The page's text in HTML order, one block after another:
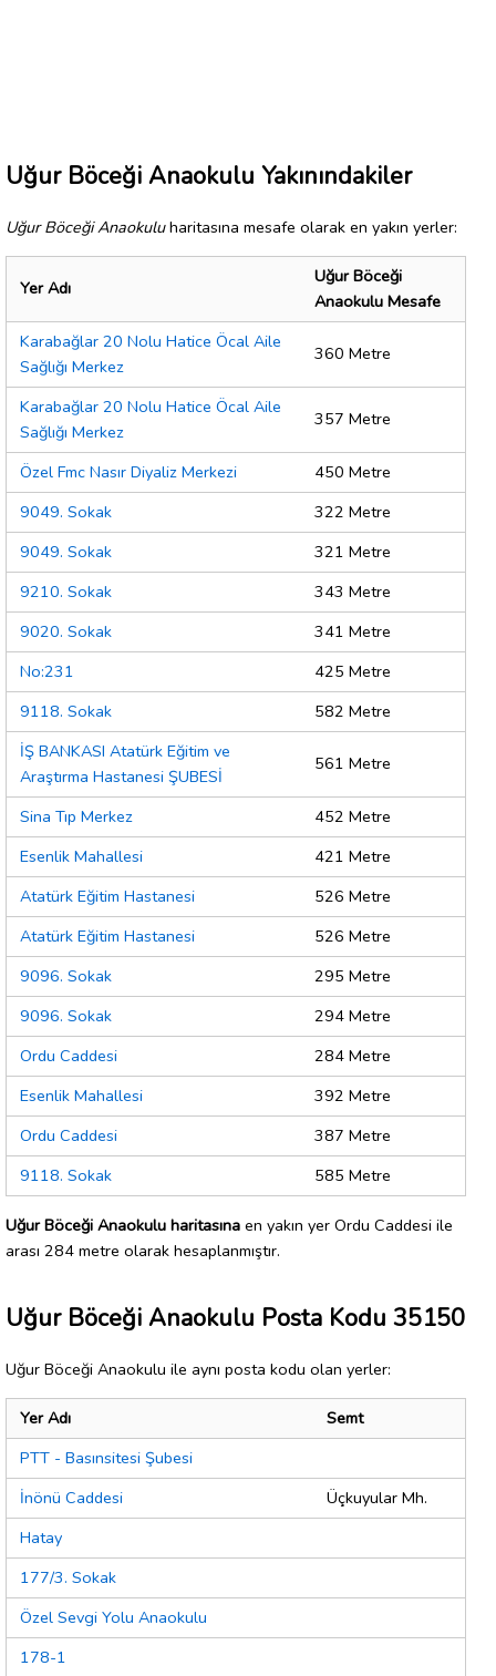
Uğur Böceği Anaokulu Yakınındakiler
Uğur Böceği Anaokuluharitasına mesafe olarak en yakın yerler:
Yer Adı
Uğur Böceği
Anaokulu Mesafe
Karabağlar 20 Nolu Hatice Öcal Aile
Sağlığı Merkez
360 Metre
Karabağlar 20 Nolu Hatice Öcal Aile
Sağlığı Merkez
357 Metre
Özel Fmc Nasır Diyaliz Merkezi
450 Metre
9049. Sokak
322 Metre
9049. Sokak
321 Metre
9210. Sokak
343 Metre
9020. Sokak
341 Metre
No:231
425 Metre
9118. Sokak
582 Metre
İŞ BANKASI Atatürk Eğitim ve
Araştırma Hastanesi ŞUBESİ
561 Metre
Sina Tıp Merkez
452 Metre
Esenlik Mahallesi
421 Metre
Atatürk Eğitim Hastanesi
526 Metre
Atatürk Eğitim Hastanesi
526 Metre
9096. Sokak
295 Metre
9096. Sokak
294 Metre
Ordu Caddesi
284 Metre
Esenlik Mahallesi
392 Metre
Ordu Caddesi
387 Metre
9118. Sokak
585 Metre
Uğur Böceği Anaokulu haritasına en yakın yer Ordu Caddesi ile
arası 284 metre olarak hesaplanmıştır.
Uğur Böceği Anaokulu Posta Kodu 35150
Uğur Böceği Anaokulu ile aynı posta kodu olan yerler:
Yer Adı
Semt
PTT - Basınsitesi Şubesi
İnönü Caddesi
Üçkuyular Mh.
Hatay
177/3. Sokak
Özel Sevgi Yolu Anaokulu
178-1